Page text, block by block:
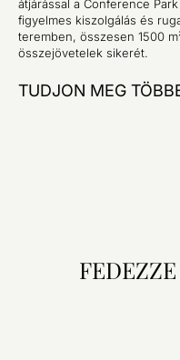
átjárással a Conference
figyelmes kiszolgálás és
teremben, összesen 1500
összejövetelek sikerét.
TUDJON MEG